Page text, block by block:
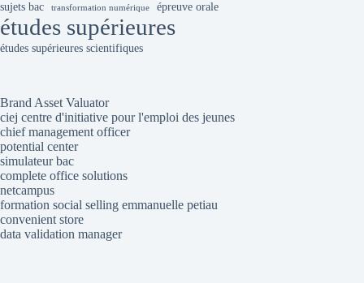
sujets bac transformation numérique épreuve orale
études supérieures
études supérieures scientifiques
Brand Asset Valuator
ciej centre d'initiative pour l'emploi des jeunes
chief management officer
potential center
simulateur bac
complete office solutions
netcampus
formation social selling emmanuelle petiau
convenient store
data validation manager